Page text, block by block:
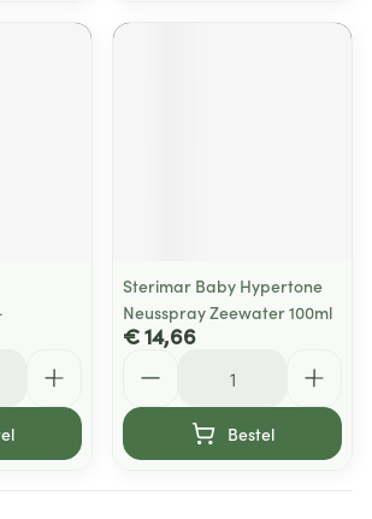
Sterimar Baby Hypertone
Neusspray Zeewater 100ml
€ 14,66
Bestel